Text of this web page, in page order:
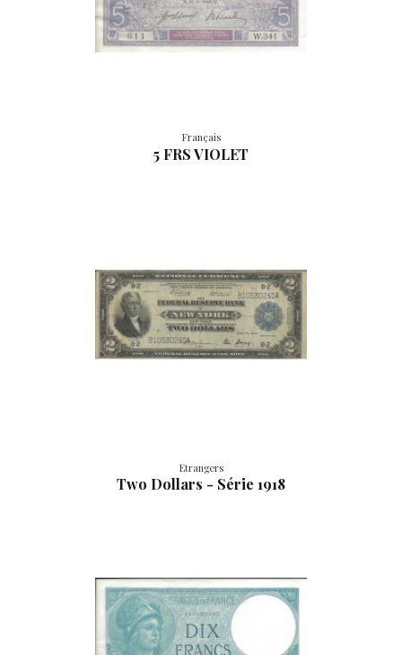
Français
5 FRS VIOLET
Etrangers
Two Dollars - Série 1918